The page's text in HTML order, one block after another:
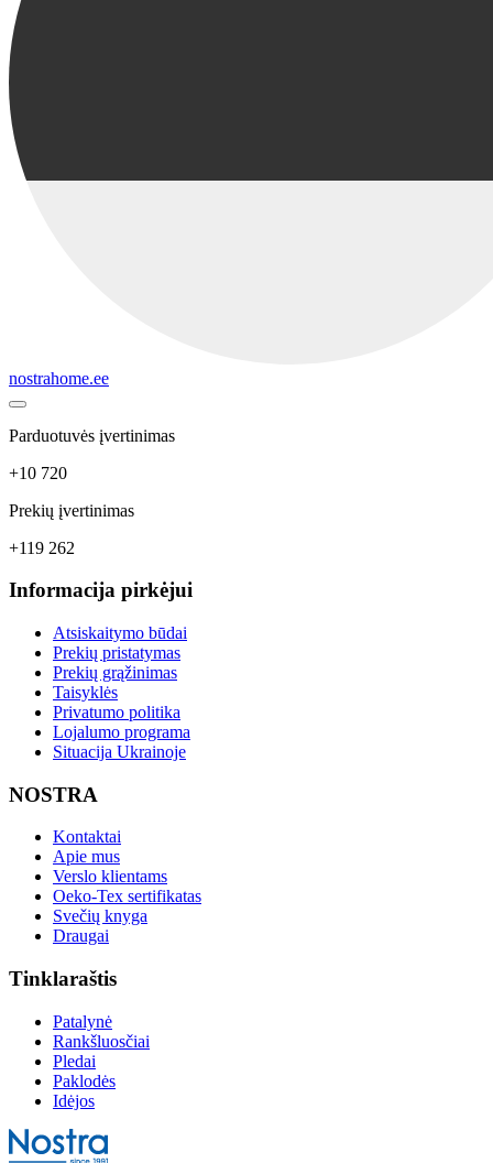
nostrahome.ee
Parduotuvės įvertinimas
+10 720
Prekių įvertinimas
+119 262
Informacija pirkėjui
Atsiskaitymo būdai
Prekių pristatymas
Prekių grąžinimas
Taisyklės
Privatumo politika
Lojalumo programa
Situacija Ukrainoje
NOSTRA
Kontaktai
Apie mus
Verslo klientams
Oeko-Tex sertifikatas
Svečių knyga
Draugai
Tinklaraštis
Patalynė
Rankšluosčiai
Pledai
Paklodės
Idėjos